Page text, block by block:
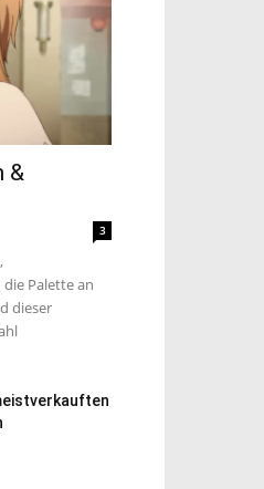
&
3
Palette an
dieser